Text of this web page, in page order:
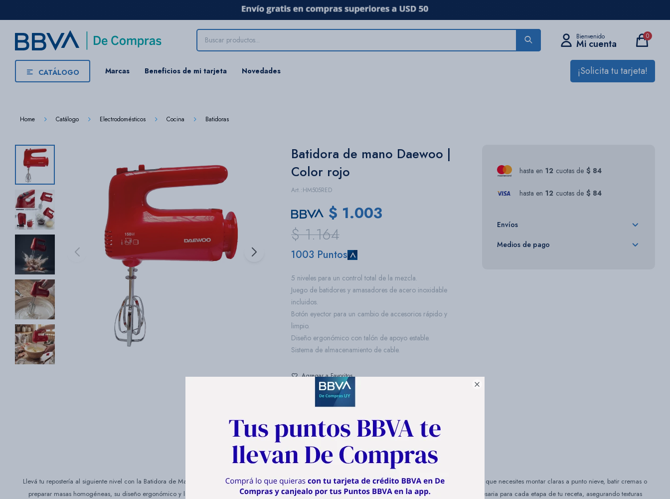

CATÁLOGO Marcas Beneficios de mi tarjeta Novedades ¡Solicita tu tarjeta!
0
Home Catálogo Electrodomésticos Cocina Batidoras
Batidora de mano Daewoo |
Color rojo
HM505RED
$ 1.003
$ 1.164
1003 Puntos
5 niveles para un control total de la mezcla.
Juego de batidores y amasadores de acero inoxidable
incluidos.
Botón eyector para un cambio de accesorios rápido y
limpio.
Diseño ergonómico con talón de apoyo estable.
Sistema de almacenamiento de cable.
1
hasta en 12 cuotas de $ 84
hasta en 12 cuotas de $ 84
Envíos
Medios de pago
Descripción
Llevá tu repostería al siguiente nivel con la Batidora de Mano Daewoo, la compañera ideal para quienes buscan resultados perfectos con el mínimo esfuerzo. Ya sea que necesites montar claras a punto nieve, batir cremas o
preparar masas homogéneas, su diseño ergonómico y liviano te permite un manejo total sin fatiga. Gracias a sus 5 velocidades ajustables, tenés la precisión necesaria para cada etapa de tu receta, asegurando texturas